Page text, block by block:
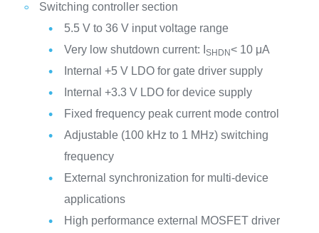
Switching controller section
5.5 V to 36 V input voltage range
Very low shutdown current: I
SHDN< 10 μA
Internal +5 V LDO for gate driver supply
Internal +3.3 V LDO for device supply
Fixed frequency peak current mode control
Adjustable (100 kHz to 1 MHz) switching
frequency
External synchronization for multi-device
applications
High performance external MOSFET driver